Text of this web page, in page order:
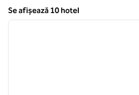
Se afișează 10 hotel
Se afișează 10 hotel
1 din 12